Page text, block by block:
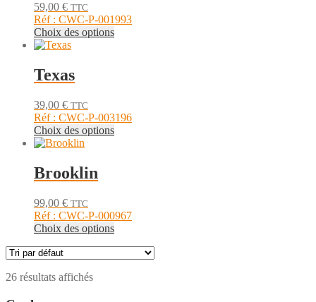
produit
peuvent
être
produit
59,00 € TTC
Réf : CWC-P-001993
Choix des optionsCe
peuvent
être
produit
Texas
39,00 € TTC
Réf : CWC-P-003196
Choix des optionsCe
peuvent
être
choisies
sur
Brooklin
99,00 € TTC
Réf : CWC-P-000967
Choix des optionsCe
26 résultats affichés